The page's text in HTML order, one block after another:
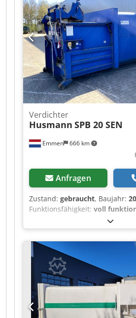
Emmen 666 km
Verdichter
Husmann SPB 20 SEN
Anfragen
Zustand: gebraucht, Baujahr:
Funktionsfähigkeit: voll
Maschinen-/Fahrzeugnummer:
Presskraft:34 t, Gesamtbreite:
Gesamtlänge:6’500 mm,
mm
, Gesamtgewicht:
Länge:1’000 mm, Breite der
1’900 mm, Leistung:5.5 kW
Pressbehälter Husmann
Aowcdrcjlaskr Hebe- und
Liter Rollbehälter Erhöhte Hub-
für 1.200 mm hohe Plattform